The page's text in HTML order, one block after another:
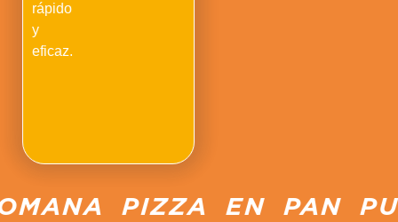
rápido
y
eficaz.
PIZZA EN PAN